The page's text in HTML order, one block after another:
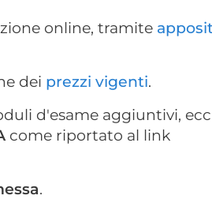
online, tramite
dei prezzi vigenti.
d'esame aggiuntivi,
come riportato al link
.